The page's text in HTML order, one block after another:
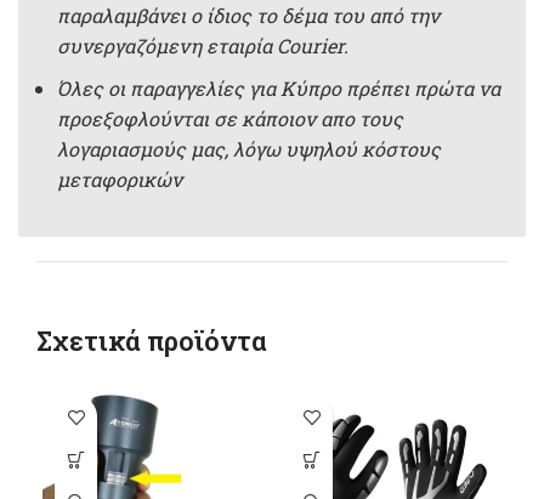
παραλαμβάνει ο ίδιος το δέμα του από την
συνεργαζόμενη εταιρία Courier.
Όλες οι παραγγελίες για Κύπρο πρέπει πρώτα να
προεξοφλούνται σε κάποιον απο τους
λογαριασμούς μας, λόγω υψηλού κόστους
μεταφορικών
Σχετικά προϊόντα
Αυτό το
προϊόν έχει